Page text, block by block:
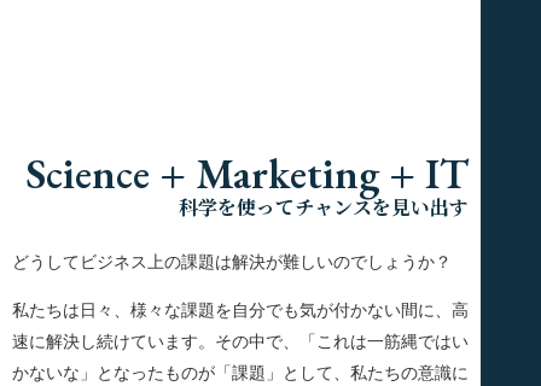
Science + Marketing + IT
科学を使ってチャンスを見い出す
どうしてビジネス上の課題は解決が難しいのでしょうか？
私たちは日々、様々な課題を自分でも気が付かない間に、高
速に解決し続けています。その中で、「これは一筋縄ではい
かないな」となったものが「課題」として、私たちの意識に